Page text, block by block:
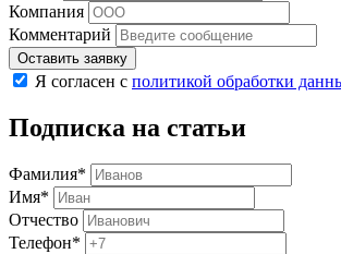
Компания
Комментарий
Оставить заявку
Я согласен с политикой обработки
Подписка на статьи
Фамилия*
Имя*
Отчество
Телефон*